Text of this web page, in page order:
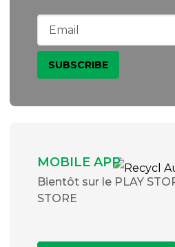
MOBILE APP
Bientôt sur le PLAY
STORE